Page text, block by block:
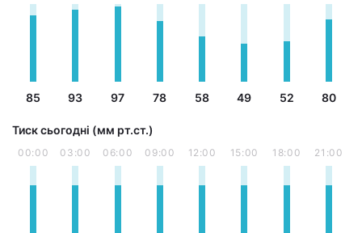
85 93 97 78 58 49 52 80
Тиск сьогодні (мм рт.ст.)
00:00 03:00 06:00 09:00 12:00 15:00 18:00 21:00